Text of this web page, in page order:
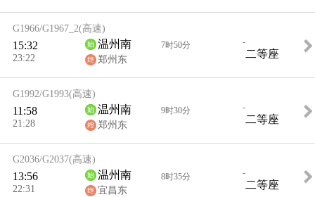
G1966/G1967_2(高速)
15:32
23:22
温州南
郑州东
7时50分 -
二等座
G1992/G1993(高速)
11:58
21:28
温州南
郑州东
9时30分 -
二等座
G2036/G2037(高速)
13:56
22:31
温州南
宜昌东
8时35分 -
二等座